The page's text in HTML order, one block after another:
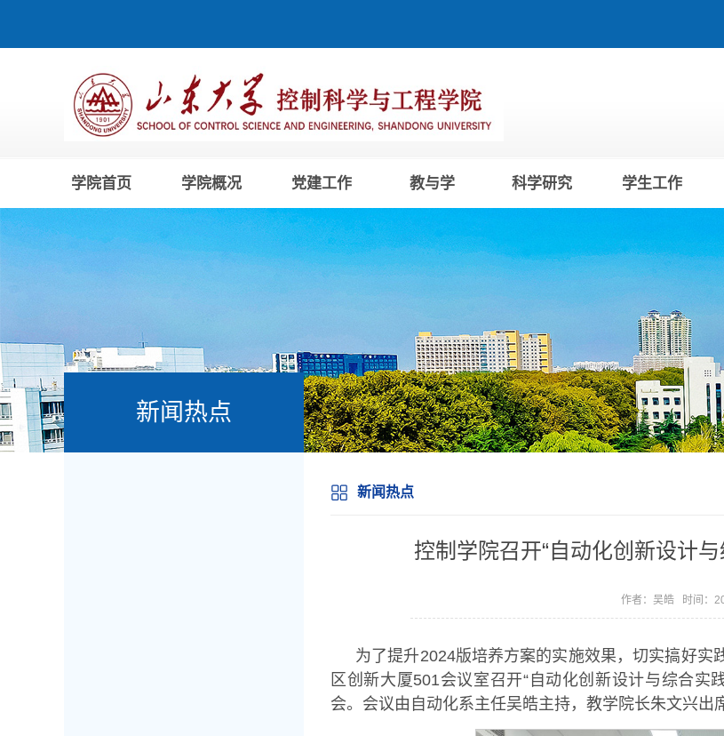
学院首页 学院概况 党建工作 教与学 科学研究 学生工作
新闻热点
新闻热点
控制学院召开“自动化创新设计
作者：吴皓 时间：
为了提升2024版培养方案的实施效果，切实搞好
区创新大厦501会议室召开“自动化创新设计与综合
会。会议由自动化系主任吴皓主持，教学院长朱文兴出